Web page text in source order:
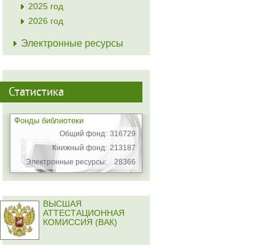
2025 год
2026 год
Электронные ресурсы
Статистика
Фонды библиотеки
Общий фонд: 316729
Книжный фонд: 213187
Электронные ресурсы:
28366
ВЫСШАЯ
АТТЕСТАЦИОННАЯ
КОМИССИЯ (ВАК)